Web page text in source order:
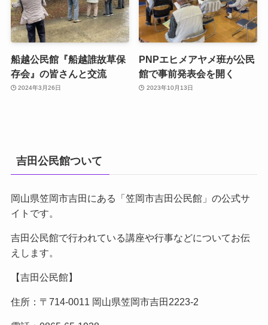
船越公民館『船越誰故草保
存会』の皆さんと交流
2024年3月26日
PNPエヒメアヤメ班が公民
館で事前発表会を開く
2023年10月13日
吉田公民館ついて
岡山県笠岡市吉田にある「笠岡市吉田公民館」の公式サ
イトです。
吉田公民館で行われている講座や行事などについてお伝
えします。
【吉田公民館】
住所：〒714-0011 岡山県笠岡市吉田2223-2